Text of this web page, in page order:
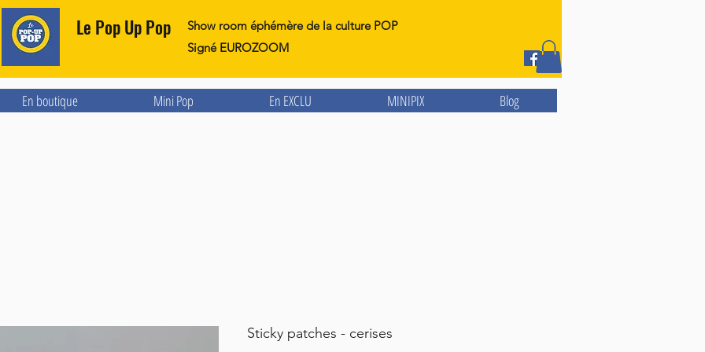
Le Pop Up Pop
Show room éphémère de la culture POP
Signé EUROZOOM
En boutique Mini Pop En EXCLU MINIPIX Blog
Sticky patches - cerises